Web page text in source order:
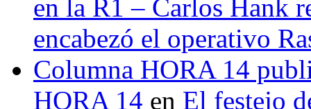
en la R1 – Carlos Hank
encabezó el operativo
Columna HORA 14
HORA 14 en El festejo